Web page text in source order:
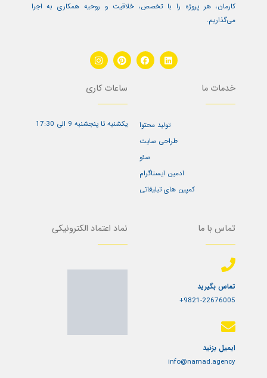
کارمان، هر پروژه را با تخصص، خلاقیت و روحیه همکاری به اجرا
می‌گذاریم.
L
i
n
F
a
c
P
i
n
t
e
e
s
t
I
n
s
t
a
r
m
خدمات ما
تولید محتوا
طراحی سایت
سئو
ادمین ایستاگرام
کمپین های تبلیغاتی
ساعات کاری
یکشنبه تا پنجشنبه 9 الی 17:30
تماس با ما
تماس بگیرید
9821-22676005+
ایمیل بزنید
info@namad.agency
نماد اعتماد الکترونیکی